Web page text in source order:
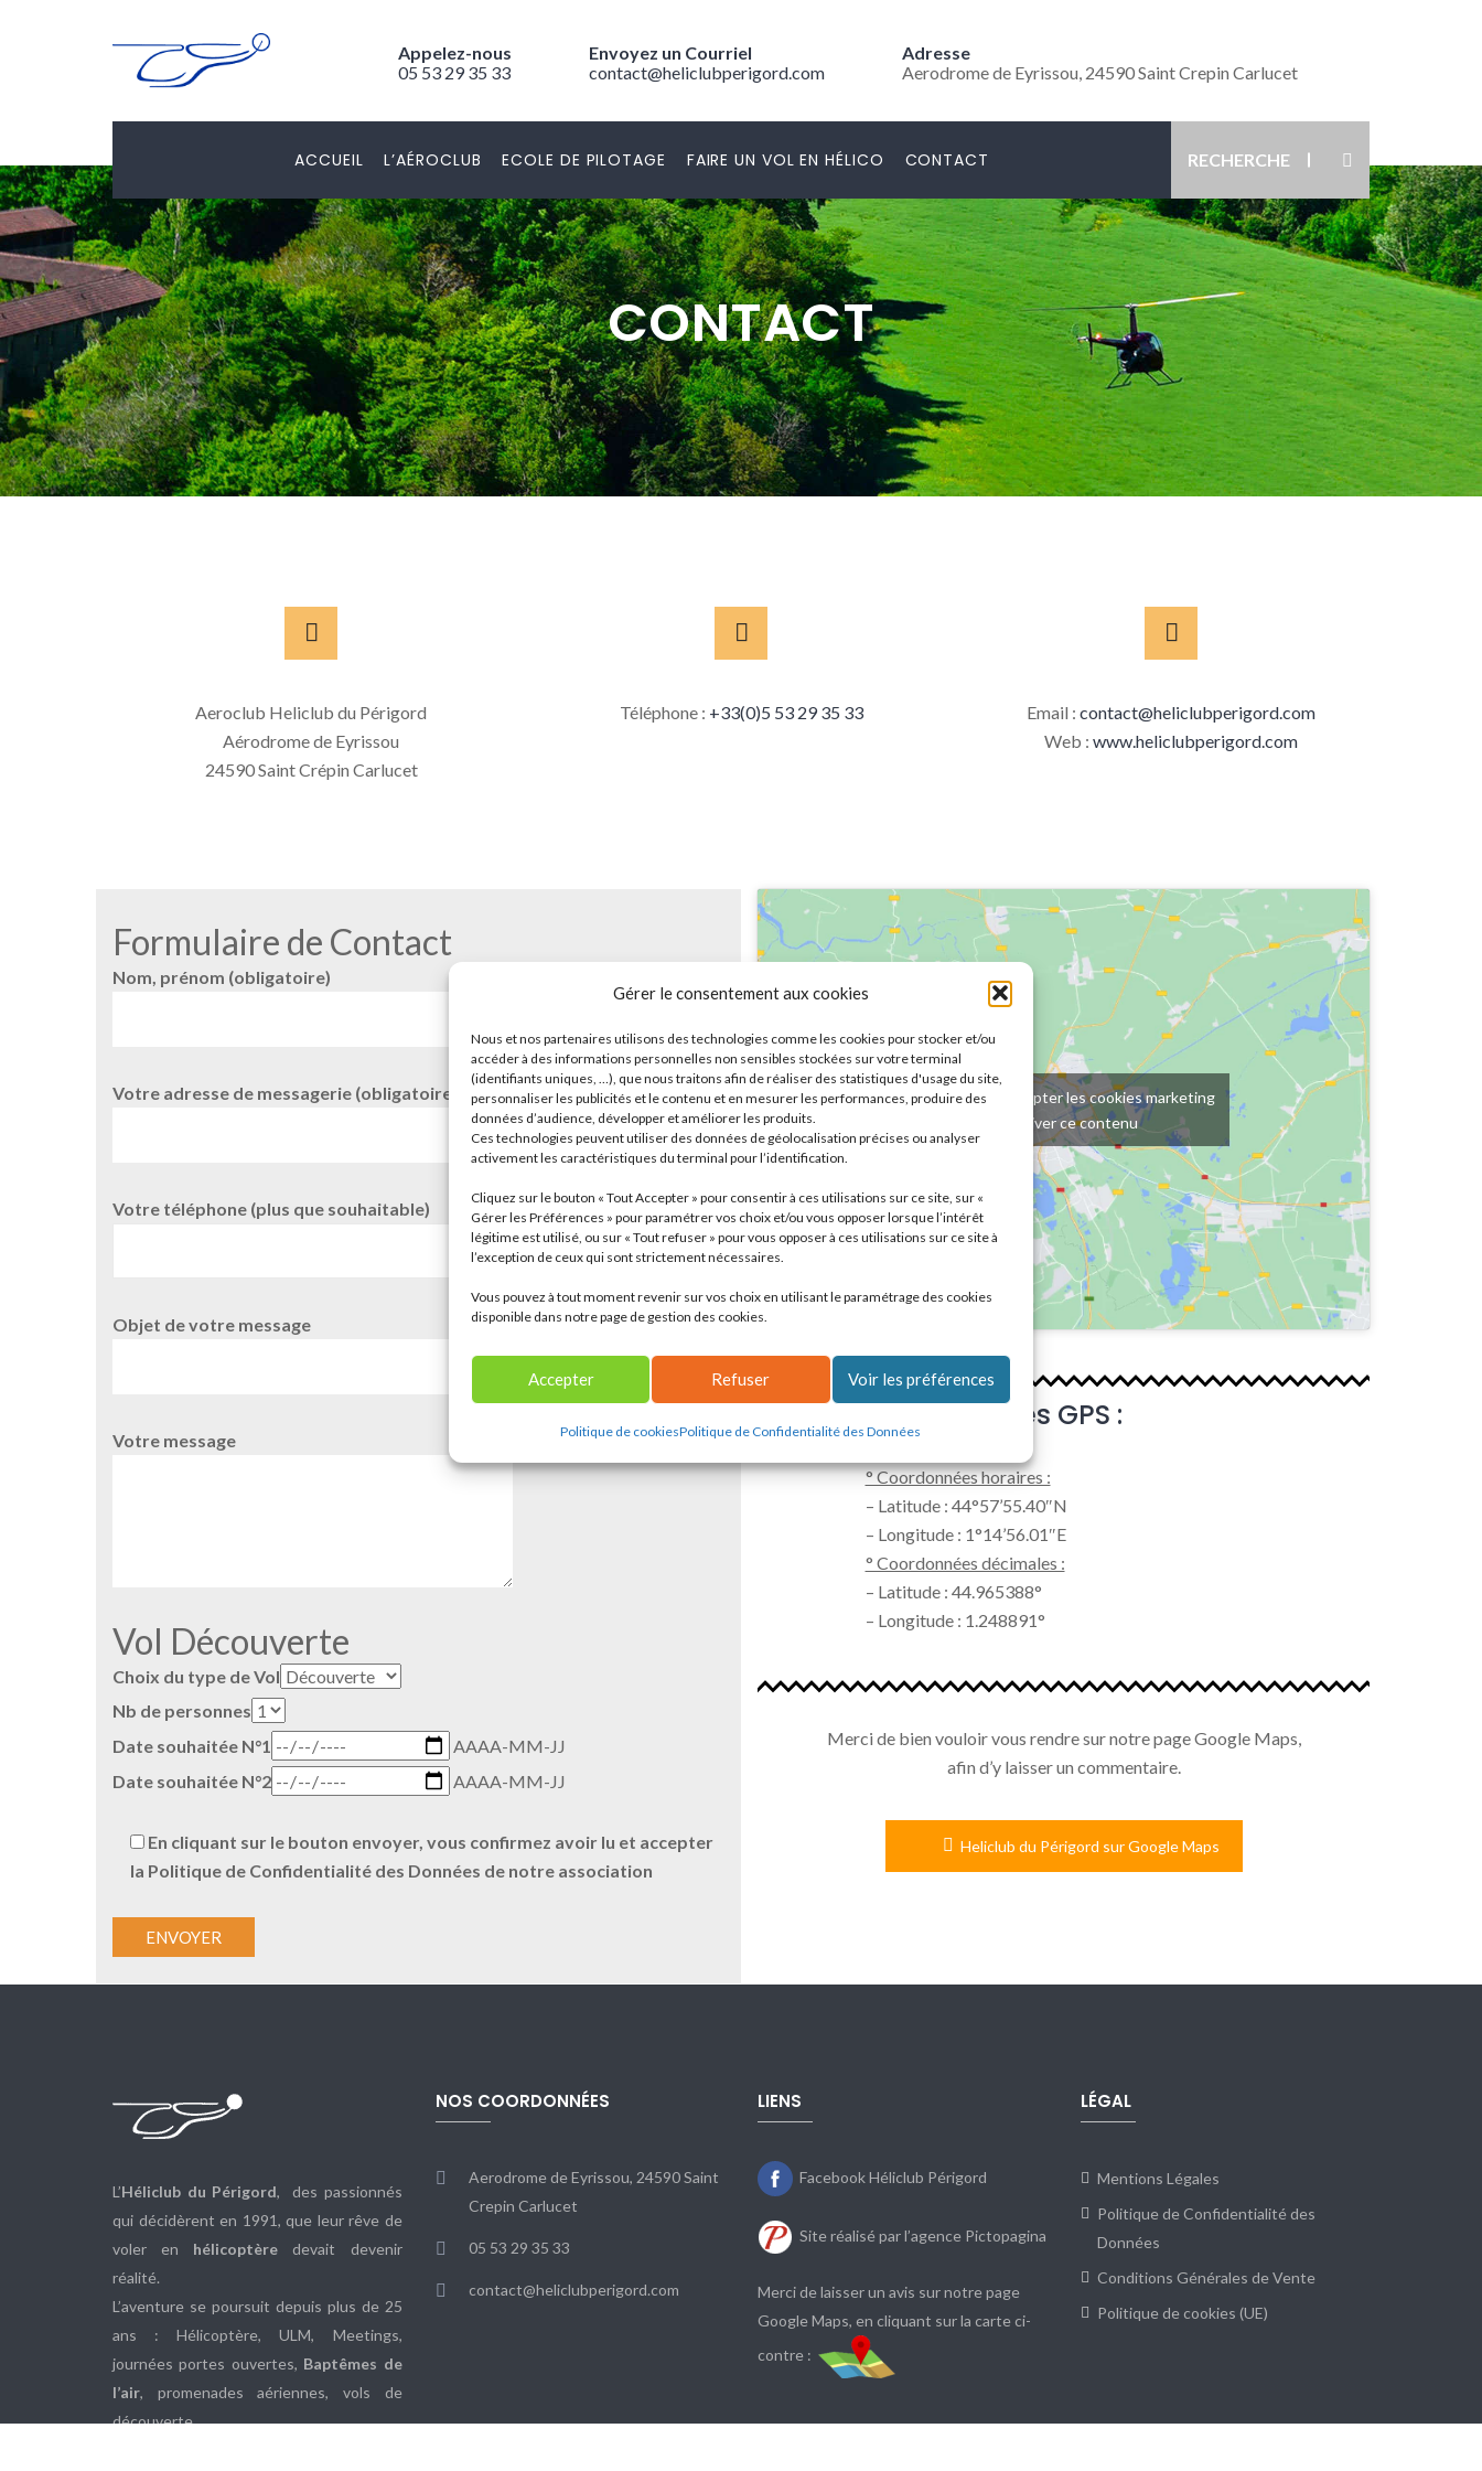
Gérer le consentement aux cookies
Nous et nos partenaires utilisons des technologies comme les cookies pour stocker et/ou
accéder à des informations personnelles non sensibles stockées sur votre terminal
(identifiants uniques, …), que nous traitons afin de réaliser des statistiques d'usage du site,
personnaliser les publicités et le contenu et en mesurer les performances, produire des
données d’audience, développer et améliorer les produits.
Ces technologies peuvent utiliser des données de géolocalisation précises ou analyser
activement les caractéristiques du terminal pour l’identification.
Cliquez sur le bouton « Tout Accepter » pour consentir à ces utilisations sur ce site, sur «
Gérer les Préférences » pour paramétrer vos choix et/ou vous opposer lorsque l’intérêt
légitime est utilisé, ou sur « Tout refuser » pour vous opposer à ces utilisations sur ce site à
l’exception de ceux qui sont strictement nécessaires.
Vous pouvez à tout moment revenir sur vos choix en utilisant le paramétrage des cookies
disponible dans notre page de gestion des cookies.
Accepter Refuser Voir les préférences
Politique de cookiesPolitique de Confidentialité des Données
Appelez-nous
05 53 29 35 33
Envoyez un Courriel
contact@heliclubperigord.com
Adresse
Aerodrome de Eyrissou, 24590 Saint Crepin Carlucet
ACCUEIL L’AÉROCLUB ECOLE DE PILOTAGE FAIRE UN VOL EN HÉLICO CONTACT RECHERCHE
CONTACT
Aeroclub Heliclub du Périgord
Aérodrome de Eyrissou
24590 Saint Crépin Carlucet
Téléphone : +33(0)5 53 29 35 33 Email : contact@heliclubperigord.com
Web : www.heliclubperigord.com
Formulaire de Contact
Nom, prénom (obligatoire)
Votre adresse de messagerie (obligatoire)
Votre téléphone (plus que souhaitable)
Objet de votre message
Votre message
Vol Découverte
Choix du type de Vol
Nb de personnes
Date souhaitée N°1
AAAA-MM-JJ
Date souhaitée N°2
AAAA-MM-JJ
En cliquant sur le bouton envoyer, vous confirmez avoir lu et accepter
la Politique de Confidentialité des Données de notre association
Cliquez pour accepter les cookies marketing
et activer ce contenu
Coordonnées GPS :
° Coordonnées horaires :
– Latitude : 44°57’55.40″N
– Longitude : 1°14’56.01″E
° Coordonnées décimales :
– Latitude : 44.965388°
– Longitude : 1.248891°
Merci de bien vouloir vous rendre sur notre page Google Maps,
afin d’y laisser un commentaire.
Heliclub du Périgord sur Google Maps
L’Héliclub du Périgord, des passionnés
qui décidèrent en 1991, que leur rêve de
voler en hélicoptère devait devenir
réalité.
L’aventure se poursuit depuis plus de 25
ans : Hélicoptère, ULM, Meetings,
journées portes ouvertes, Baptêmes de
l’air, promenades aériennes, vols de
découverte.
NOS COORDONNÉES
Aerodrome de Eyrissou, 24590 Saint
Crepin Carlucet
05 53 29 35 33
contact@heliclubperigord.com
LIENS
Facebook Héliclub Périgord
Site réalisé par l’agence Pictopagina
Merci de laisser un avis sur notre page
Google Maps, en cliquant sur la carte ci-
contre :
LÉGAL
Mentions Légales
Politique de Confidentialité des
Données
Conditions Générales de Vente
Politique de cookies (UE)